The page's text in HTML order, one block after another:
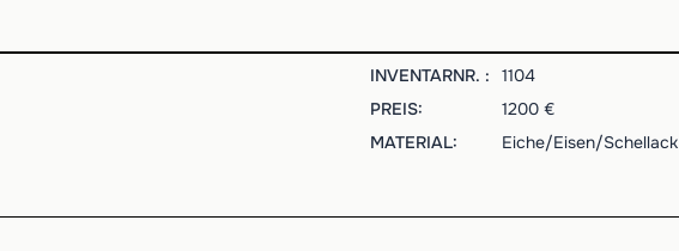
INVENTARNR. :
1104
PREIS:
1200 €
MATERIAL: Eiche/Eisen/Schellack